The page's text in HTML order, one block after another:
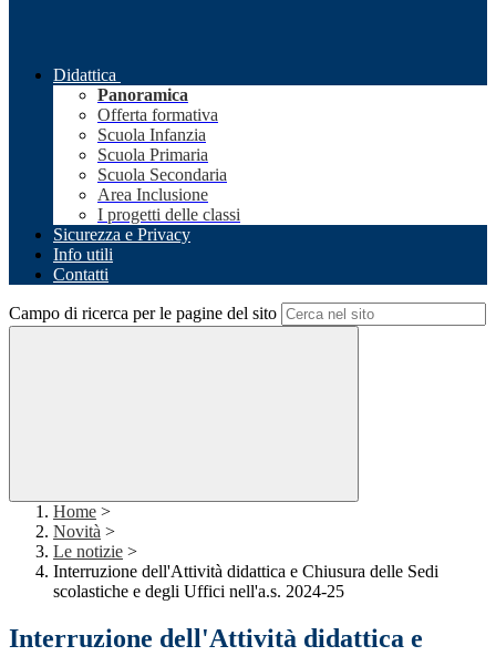
Didattica
Panoramica
Offerta formativa
Scuola Infanzia
Scuola Primaria
Scuola Secondaria
Area Inclusione
I progetti delle classi
Sicurezza e Privacy
Info utili
Contatti
Campo di ricerca per le pagine del sito
Home >
Novità >
Le notizie >
Interruzione dell'Attività didattica e Chiusura delle Sedi
scolastiche e degli Uffici nell'a.s. 2024-25
Interruzione dell'Attività didattica e